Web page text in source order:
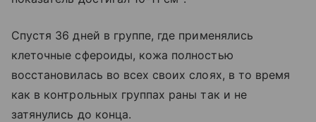
Спустя 36 дней в группе, где применялись
клеточные сфероиды, кожа полностью
восстановилась во всех своих слоях, в то время
как в контрольных группах раны так и не
затянулись до конца.